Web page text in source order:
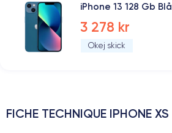
iPhone 13 128 Gb Blå
3 278 kr
Okej skick
FICHE TECHNIQUE IPHONE XS